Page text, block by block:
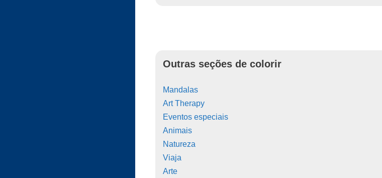
Outras seções de colorir
Mandalas
Art Therapy
Eventos especiais
Animais
Natureza
Viaja
Arte